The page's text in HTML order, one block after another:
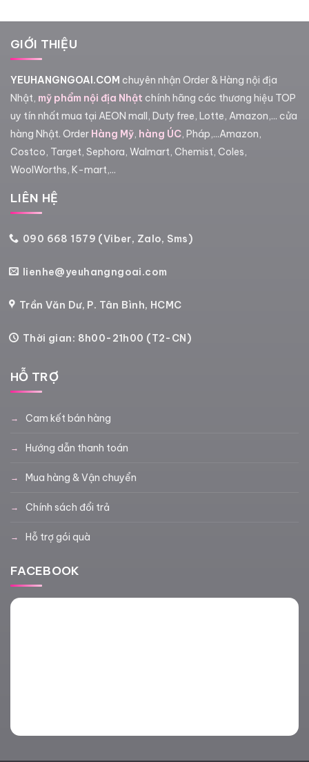
GIỚI THIỆU
YEUHANGNGOAI.COM chuyên nhận Order & Hàng nội địa
Nhật, mỹ phẩm nội địa Nhật chính hãng các thương hiệu TOP
uy tín nhất mua tại AEON mall, Duty free, Lotte, Amazon,... cửa
hàng Nhật. Order Hàng Mỹ, hàng ÚC, Pháp,...Amazon,
Costco, Target, Sephora, Walmart, Chemist, Coles,
WoolWorths, K-mart,...
LIÊN HỆ
090 668 1579 (Viber, Zalo, Sms)
lienhe@yeuhangngoai.com
Trần Văn Dư, P. Tân Bình, HCMC
Thời gian: 8h00-21h00 (T2-CN)
HỖ TRỢ
Cam kết bán hàng
Hướng dẫn thanh toán
Mua hàng & Vận chuyển
Chính sách đổi trả
Hỗ trợ gói quà
FACEBOOK